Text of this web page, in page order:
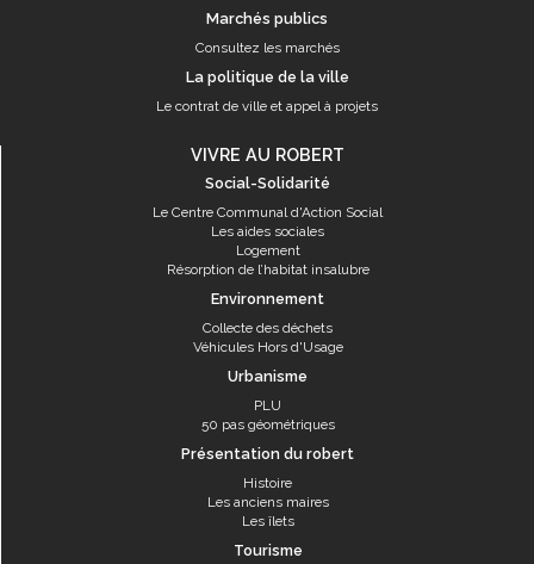
Marchés publics
Consultez les marchés
La politique de la ville
Le contrat de ville et appel à projets
VIVRE AU ROBERT
Social-Solidarité
Le Centre Communal d'Action Social
Les aides sociales
Logement
Résorption de l’habitat insalubre
Environnement
Collecte des déchets
Véhicules Hors d'Usage
Urbanisme
PLU
50 pas géométriques
Présentation du robert
Histoire
Les anciens maires
Les îlets
Tourisme